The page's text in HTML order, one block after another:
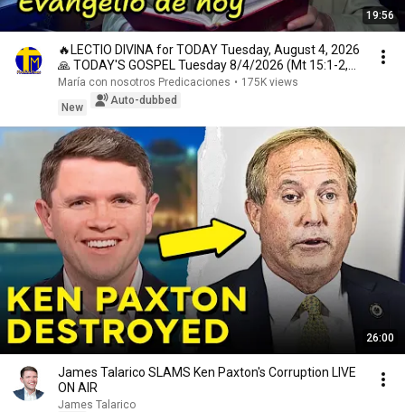
19:56
🔥LECTIO DIVINA for TODAY Tuesday, August 4, 2026
🙏 TODAY'S GOSPEL Tuesday 8/4/2026 (Mt 15:1-2,
10...
María con nosotros Predicaciones • 175K views
New
Auto-dubbed
26:00
James Talarico SLAMS Ken Paxton's Corruption LIVE
ON AIR
James Talarico